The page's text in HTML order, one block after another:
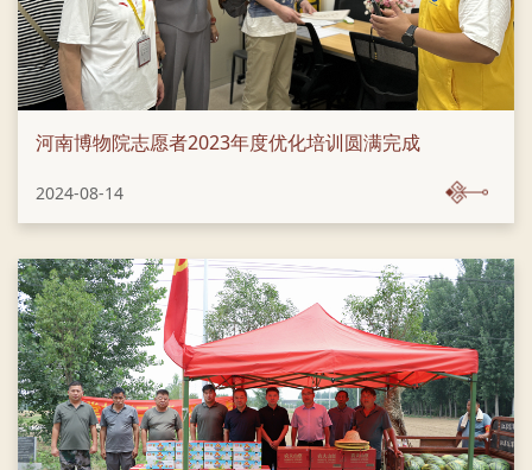
河南博物院志愿者2023年度优化培训圆满完成
2024-08-14